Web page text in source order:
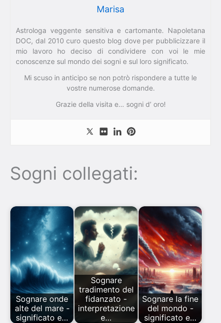
Marisa
Astrologa veggente sensitiva e cartomante. Napoletana
DOC, dal 2010 curo questo blog dove per pubblicizzare il
mio lavoro ho deciso di condividere con voi le mie
conoscenze sul mondo dei sogni e sul loro significato.
Mi scuso in anticipo se non potrò rispondere a tutte le
vostre numerose domande.
Grazie della visita e… sogni d’ oro!
Sogni collegati:
Sognare onde
alte del mare -
significato e…
Sognare
tradimento del
fidanzato -
interpretazione
e…
Sognare la fine
del mondo -
significato e…